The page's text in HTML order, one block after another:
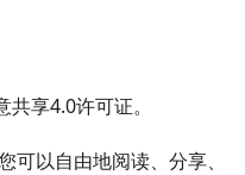
享4.0许可证。
可以自由地阅读、分享、